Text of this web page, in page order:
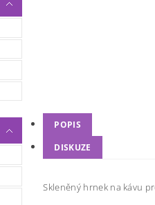
POPIS
DISKUZE
Skleněný hrnek na kávu